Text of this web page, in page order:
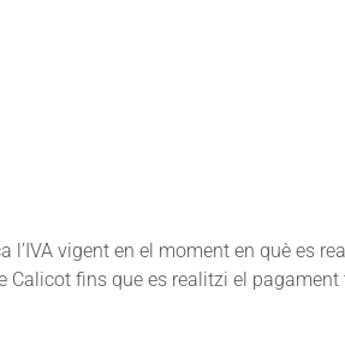
l’IVA vigent en el moment en què es
Calicot fins que es realitzi el pagament